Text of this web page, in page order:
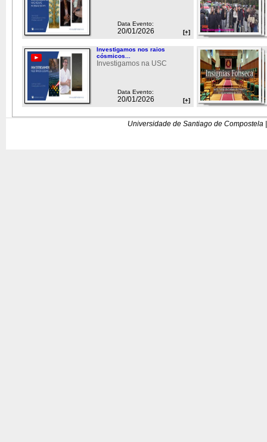
Data Evento:
20/01/2026 [+]
Investigamos nos raios
cósmicos...
Investigamos na USC
Data Evento:
20/01/2026 [+]
Universidade de Santiago de